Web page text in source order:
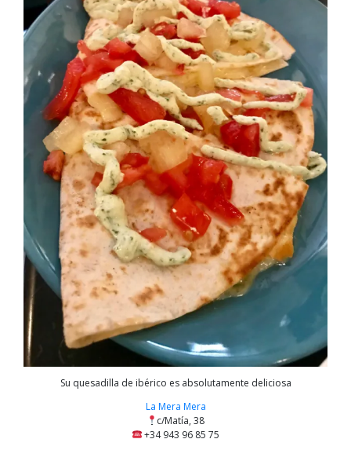
Su quesadilla de ibérico es absolutamente deliciosa
La Mera Mera
c/Matía, 38
+34 943 96 85 75